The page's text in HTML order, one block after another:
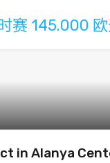
赛 145.000
in Alanya